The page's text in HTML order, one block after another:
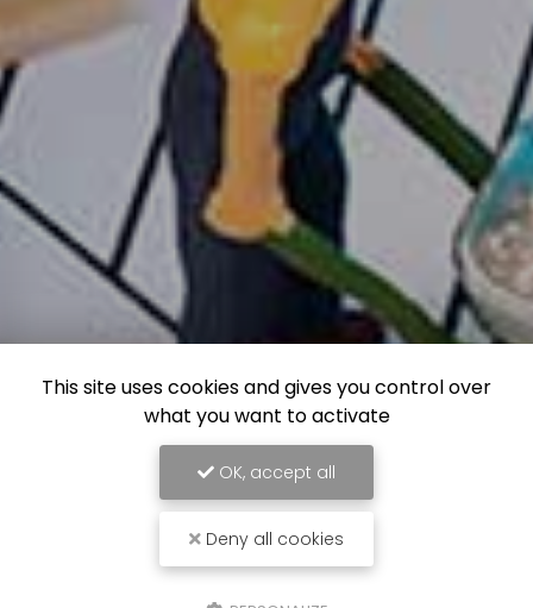
This site uses cookies and gives you control over
what you want to activate
OK, accept all
Deny all cookies